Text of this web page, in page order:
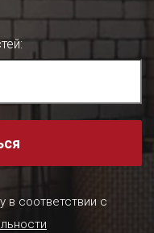
:
в соответствии с